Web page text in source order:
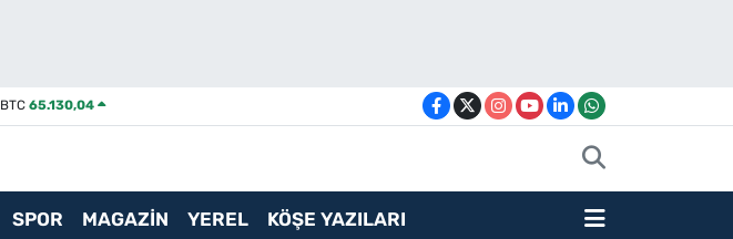
BTC 65.130,04
SPOR MAGAZİN YEREL KÖŞE YAZILARI